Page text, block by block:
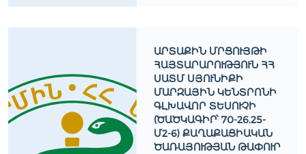
ԱՐՏԱՔԻՆ ՄՐՑՈՒՅԹԻ
ՀԱՅՏԱՐԱՐՈՒԹՅՈՒՆ ՀՀ
ՍԱՏՄ ՍՅՈՒՆԻՔԻ
ՄԱՐԶԱՅԻՆ ԿԵՆՏՐՈՆԻ
ԳԼԽԱՎՈՐ ՏԵՍՈՒՉԻ
(ԾԱԾԿԱԳԻՐ՝ 70-26.25-
Մ2-6) ՔԱՂԱՔԱՑԻԱԿԱՆ
ԾԱՌԱՅՈՒԹՅԱՆ ԹԱՓՈՒՐ